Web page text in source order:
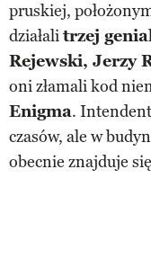
pruskiej,
działalitrzej
Rejewski, Jerzy
oni złamali kod
Enigma.
czasów, ale w
obecnie znajduje